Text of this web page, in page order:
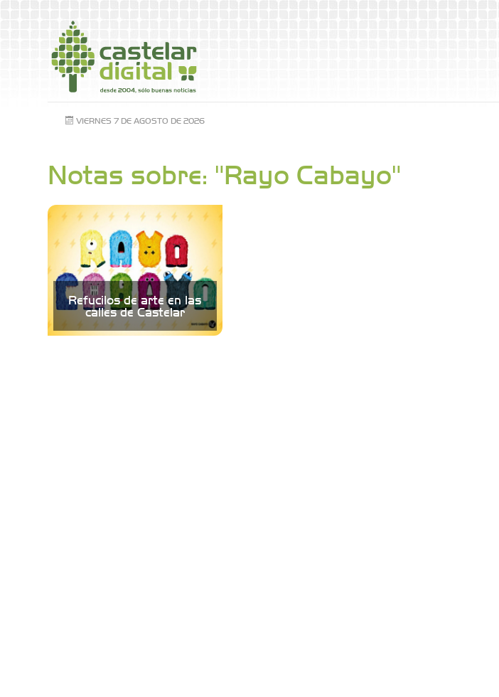
VIERNES 7 DE AGOSTO DE 2026
Notas sobre: "Rayo Cabayo"
Refucilos de arte en las
calles de Castelar